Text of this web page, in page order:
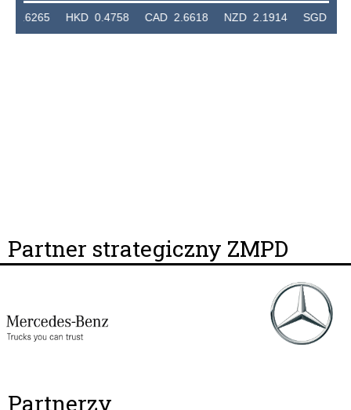
HKD 0.4758 CAD 2.6618 NZD 2.1914 SGD
Partner strategiczny ZMPD
Partnerzy